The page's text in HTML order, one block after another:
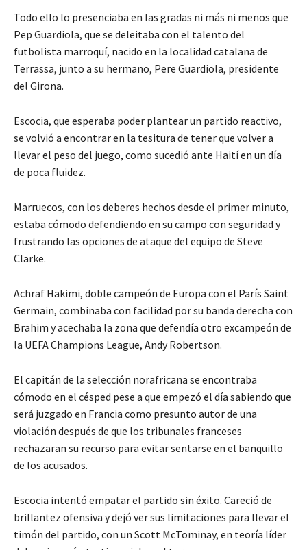
Todo ello lo presenciaba en las gradas ni más ni menos que
Pep Guardiola, que se deleitaba con el talento del
futbolista marroquí, nacido en la localidad catalana de
Terrassa, junto a su hermano, Pere Guardiola, presidente
del Girona.
Escocia, que esperaba poder plantear un partido reactivo,
se volvió a encontrar en la tesitura de tener que volver a
llevar el peso del juego, como sucedió ante Haití en un día
de poca fluidez.
Marruecos, con los deberes hechos desde el primer minuto,
estaba cómodo defendiendo en su campo con seguridad y
frustrando las opciones de ataque del equipo de Steve
Clarke.
Achraf Hakimi, doble campeón de Europa con el París Saint
Germain, combinaba con facilidad por su banda derecha con
Brahim y acechaba la zona que defendía otro excampeón de
la UEFA Champions League, Andy Robertson.
El capitán de la selección norafricana se encontraba
cómodo en el césped pese a que empezó el día sabiendo que
será juzgado en Francia como presunto autor de una
violación después de que los tribunales franceses
rechazaran su recurso para evitar sentarse en el banquillo
de los acusados.
Escocia intentó empatar el partido sin éxito. Careció de
brillantez ofensiva y dejó ver sus limitaciones para llevar el
timón del partido, con un Scott McTominay, en teoría líder